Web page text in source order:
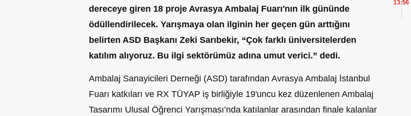
dereceye giren 18 proje Avrasya Ambalaj Fuarı'nın ilk gününde
ödüllendirilecek. Yarışmaya olan ilginin her geçen gün arttığını
belirten ASD Başkanı Zeki Sarıbekir, “Çok farklı üniversitelerden
katılım alıyoruz. Bu ilgi sektörümüz adına umut verici.” dedi.
Ambalaj Sanayicileri Derneği (ASD) tarafından Avrasya Ambalaj İstanbul
Fuarı katkıları ve RX TÜYAP iş birliğiyle 19'uncu kez düzenlenen Ambalaj
Tasarımı Ulusal Öğrenci Yarışması’nda katılanlar arasından finale kalanlar
13:56